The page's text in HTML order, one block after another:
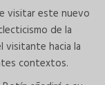
visitar este nuevo
de la
visitante hacia la
contextos.